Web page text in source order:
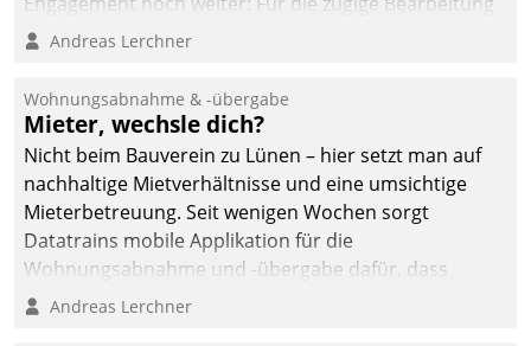
von Beschwerden – oder Lob – richtet das
und Beschwerde-Management einen eigenen Kanal
ein.
Andreas Lerchner
Wohnungsabnahme & -übergabe
Mieter, wechsle dich?
Nicht beim Bauverein zu Lünen – hier setzt man auf
nachhaltige Mietverhältnisse und eine umsichtige
Mieterbetreuung. Seit wenigen Wochen sorgt
Datatrains mobile Applikation für die
Wohnungsabnahme und -übergabe dafür, dass
Mieter wohlgeordnet kommen und, so es sein muss,
Andreas Lerchner